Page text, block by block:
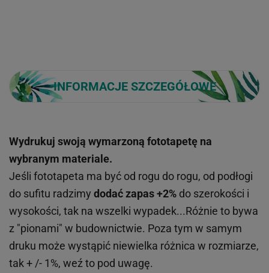
INFORMACJE SZCZEGÓŁOWE
Wydrukuj swoją wymarzoną fototapetę na
wybranym materiale.
Jeśli fototapeta ma być od rogu do rogu, od podłogi
do sufitu radzimy dodać zapas +2% do szerokości i
wysokości, tak na wszelki wypadek...Różnie to bywa
z "pionami" w budownictwie. Poza tym w samym
druku może wystąpić niewielka różnica w rozmiarze,
tak + /- 1%, weź to pod uwagę.